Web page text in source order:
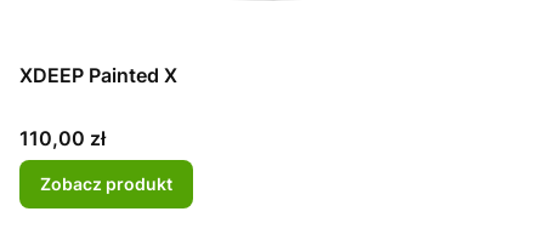
XDEEP Painted X
Cena
110,00 zł
Zobacz produkt